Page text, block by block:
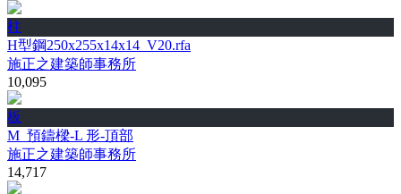
柱
H型鋼250x255x14x14_V20.rfa
施正之建築師事務所
10,095
板
M_預鑄樑-L 形-頂部
施正之建築師事務所
14,717